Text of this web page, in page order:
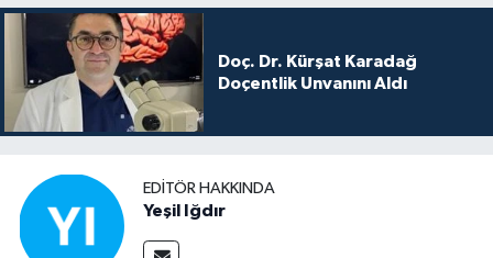
Doç. Dr. Kürşat Karadağ
Doçentlik Unvanını Aldı
EDITÖR HAKKINDA
Yeşil Iğdır